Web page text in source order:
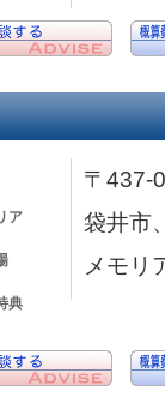
〒437-
ア 袋井市
メモリ
典